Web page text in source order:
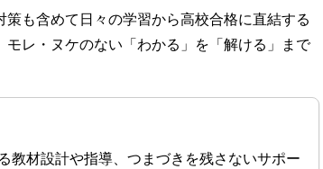
も含めて日々の学習から高校合格に直結する
レ・ヌケのない「わかる」を「解ける」まで
教材設計や指導、つまづきを残さないサポー